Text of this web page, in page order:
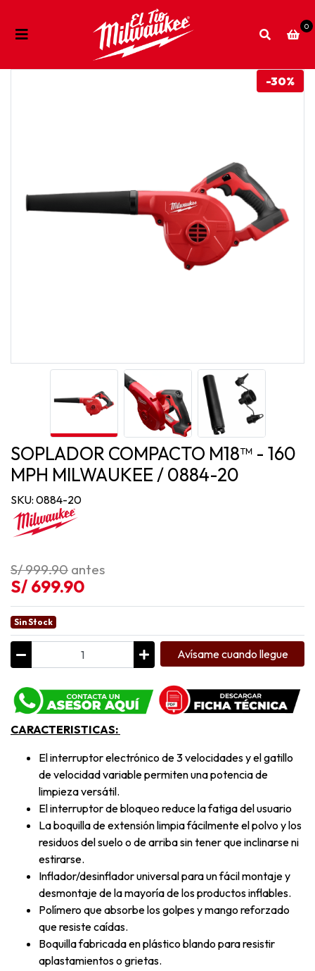
0
-30%
SOPLADOR COMPACTO M18™ - 160
MPH MILWAUKEE / 0884-20
SKU: 0884-20
S/ 999.90 antes
S/ 699.90
Sin Stock
Avísame cuando llegue
CARACTERISTICAS:
El interruptor electrónico de 3 velocidades y el gatillo
de velocidad variable permiten una potencia de
limpieza versátil.
El interruptor de bloqueo reduce la fatiga del usuario
La boquilla de extensión limpia fácilmente el polvo y los
residuos del suelo o de arriba sin tener que inclinarse ni
estirarse.
Inflador/desinflador universal para un fácil montaje y
desmontaje de la mayoría de los productos inflables.
Polímero que absorbe los golpes y mango reforzado
que resiste caídas.
Boquilla fabricada en plástico blando para resistir
aplastamientos o grietas.